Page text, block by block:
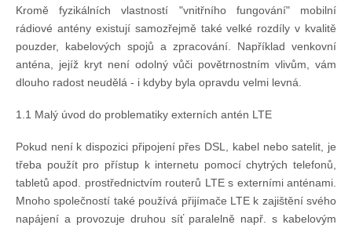
Kontakt
Bazar
Kromě fyzikálních vlastností "vnitřního fungování" mobilní
rádiové antény existují samozřejmě také velké rozdíly v kvalitě
pouzder, kabelových spojů a zpracování. Například venkovní
anténa, jejíž kryt není odolný vůči povětrnostním vlivům, vám
dlouho radost neudělá - i kdyby byla opravdu velmi levná.
1.1 Malý úvod do problematiky externích antén LTE
Pokud není k dispozici připojení přes DSL, kabel nebo satelit, je
třeba použít pro přístup k internetu pomocí chytrých telefonů,
tabletů apod. prostřednictvím routerů LTE s externími anténami.
Mnoho společností také používá přijímače LTE k zajištění svého
napájení a provozuje druhou síť paralelně např. s kabelovým